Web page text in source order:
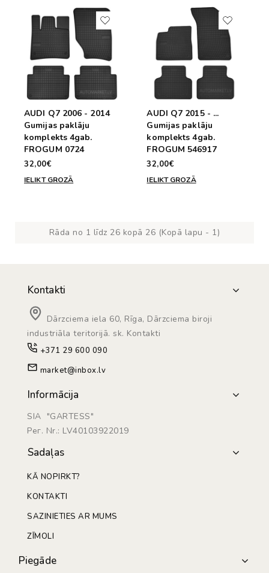
AUDI Q7 2006 - 2014
Gumijas paklāju
komplekts 4gab.
FROGUM 0724
32,00€
IELIKT GROZĀ
AUDI Q7 2015 - ...
Gumijas paklāju
komplekts 4gab.
FROGUM 546917
32,00€
IELIKT GROZĀ
Rāda no 1 līdz 26 kopā 26 (Kopā lapu - 1)
Kontakti
Dārzciema iela 60, Rīga, Dārzciema biroji
industriāla teritorijā. sk. Kontakti
+371 29 600 090
market@inbox.lv
Informācija
SIA "GARTESS"
Рег. Nr.: LV40103922019
Sadaļas
KĀ NOPIRKT?
KONTAKTI
SAZINIETIES AR MUMS
ZĪMOLI
Piegāde